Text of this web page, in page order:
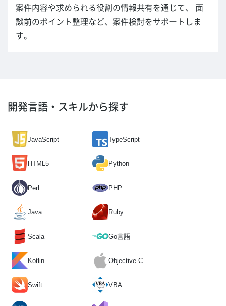
案件内容や求められる役割の情報共有を通じて、 面
談前のポイント整理など、案件検討をサポートしま
す。
開発言語・スキルから探す
JavaScript TypeScript
HTML5 Python
Perl PHP
Java Ruby
Scala Go言語
Kotlin Objective-C
Swift VBA